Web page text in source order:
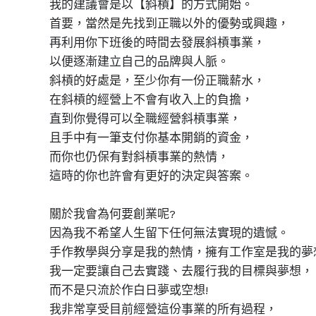
我的建議會是以【斜槓】的方式開始。
首要，當然是先找到正職以外的優勢或興趣，
再利用你下班後的時間去發展斜槓事業，
以便逐漸建立自己的品牌與人脈。
斜槓的好處是，至少你有一份正職薪水，
在斜槓的經營上不會有收入上的負擔，
直到你覺得可以全職經營斜槓事業，
且手中有一筆支付你基本開銷的資金，
而你也仍保有對斜槓事業的熱情，
這時的你也許會有更好的決定與答案。
關於我會為何要創業呢?
因為我不希望人生留下任何無法實現的遺憾。
手作教學與分享是我的熱情，擁有工作室是我的夢
我一定要讓自己去實踐、去履行我的目標與夢想，
而不是只流於作白日夢或空想!
我非常享受目前經營這份事業的所有過程，